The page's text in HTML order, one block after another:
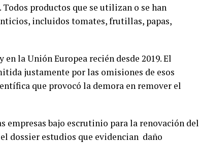
productos que se utilizan o se han
incluidos tomates, frutillas, papas,
la Unión Europea recién desde 2019. El
justamente por las omisiones de esos
que provocó la demora en remover el
empresas bajo escrutinio para la renovación del
dossier estudios que evidencian daño